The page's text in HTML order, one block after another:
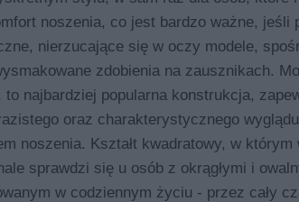
noszenia, co jest bardzo ważne, jeśli
nierzucające się w oczy modele,
zdobienia na zausznikach.
najbardziej popularna konstrukcja,
oraz charakterystycznego
noszenia. Kształt kwadratowy, w którym
sprawdzi się u osób z okrągłymi i
w codziennym życiu - przez cały